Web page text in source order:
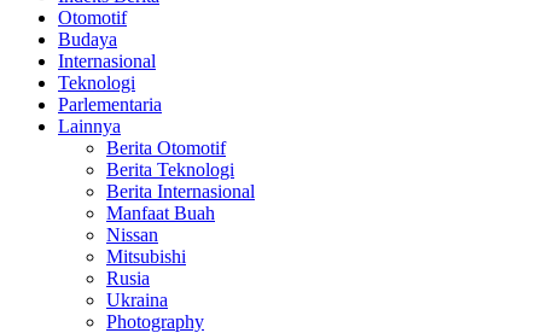
Otomotif
Budaya
Internasional
Teknologi
Parlementaria
Lainnya
Berita Otomotif
Berita Teknologi
Berita Internasional
Manfaat Buah
Nissan
Mitsubishi
Rusia
Ukraina
Photography